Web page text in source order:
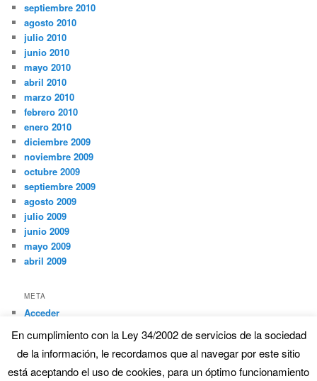
septiembre 2010
agosto 2010
julio 2010
junio 2010
mayo 2010
abril 2010
marzo 2010
febrero 2010
enero 2010
diciembre 2009
noviembre 2009
octubre 2009
septiembre 2009
agosto 2009
julio 2009
junio 2009
mayo 2009
abril 2009
META
Acceder
Funciona gracias a WordPress
En cumplimiento con la Ley 34/2002 de servicios de la sociedad
de la información, le recordamos que al navegar por este sitio
está aceptando el uso de cookies, para un óptimo funcionamiento